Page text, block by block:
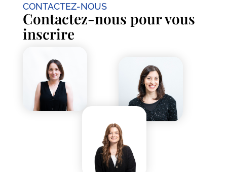
CONTACTEZ-NOUS
Contactez-nous pour vous
inscrire